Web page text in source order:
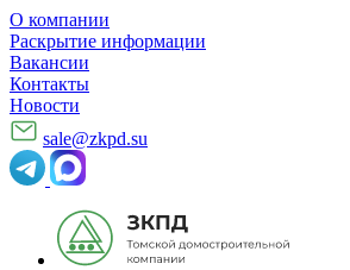
О компании
Раскрытие информации
Вакансии
Контакты
Новости
sale@zkpd.su